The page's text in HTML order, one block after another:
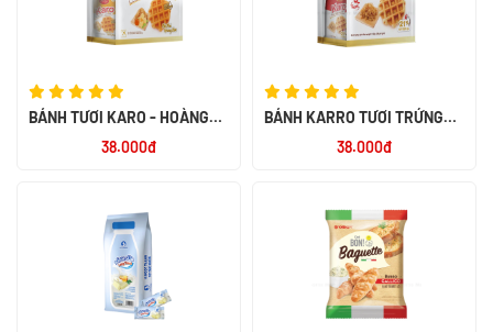
BÁNH TƯƠI KARO - HOÀNG
38.000đ
BÁNH KARRO TƯƠI TRỨNG
38.000đ